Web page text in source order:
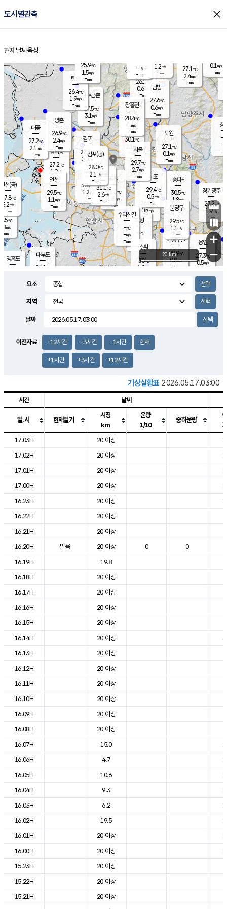
도시별관측 close
홈
현재날씨 육상
의도
℃
m/s
mm
영흥도
양주
26.2℃
0.6
-mm
과천
26.8℃
0.5m/s
- mm
용인
27.3℃
0.5m/s
경기광주
27.2℃
1.9m/s
-mm
1.7m/s
대부도
26.8
경서동
27.2℃
1.0m/s
-mm
파주금촌
27.5℃
3.1 m/s
-mm
27.1℃
2.4m/s
-mm
대곶
27.2℃
2.1 m/s
-mm
창
-
-m/
-
탄현
26.4℃
1.9m/s
-mm
0.1 m/s
-mm
의왕
- ℃
m/s
mm
김포
27.5℃
0.0 m/s
mm
광명
31.2 ℃
1.8 m/s
-mm
부천
30.7℃
1.2m/s
-mm
양촌
26.9℃
2.4m/s
-mm
구로
31.1℃
2.6m/s
-mm
은평
30.1℃
2.1 m/s
- mm
노원
27.1℃
0.1 m/s
-mm
송파*
30.5℃
1.8m/s
-mm
서초
29.4℃
0.5m/s
-mm
남방
27.6℃
0.6m/s
-mm
기흥구갈
28.9℃
0.8m/s
-
수리산길
-℃
-m/s
-mm
분당구
29.5℃
1.1 m/s
-mm
장흥면
28.4℃
-m/s
-mm
-m/s
-mm
인천(공)
27.8℃
5.2m/s
-mm
김포(공)
28.0℃
2.1 m/s
-mm
수원
30℃
1.9m/s
인천
29.5℃
1.1 m/s
-mm
서울
29.7℃
2.7m/s
-mm
25.9℃
1.5m/s
-mm
1.2m/s
-mm
+
−
20 km
요소
지역
날짜
이전자료 -12시간 -3시간 -1시간 현재
+1시간 +3시간 +12시간
기상실황표 2026.05.17.03:00
도시별 기상실황표로 지점, 날씨, 기온, 강수, 바람, 기압등을 안내한 표입
시간 날씨
일.시 현재일기
시정
km
운량
1/10
중하운량
17.03H
20 이상
17.02H
20 이상
17.01H
20 이상
17.00H
20 이상
16.23H
20 이상
16.22H
20 이상
16.21H
20 이상
16.20H
맑음 20 이상 0 0
16.19H
19.8
16.18H
20 이상
16.17H
20 이상
16.16H
20 이상
16.15H
20 이상
16.14H
20 이상
16.13H
20 이상
16.12H
20 이상
16.11H
20 이상
16.10H
20 이상
16.09H
20 이상
16.08H
20 이상
16.07H
15.0
16.06H
4.7
16.05H
10.6
16.04H
9.3
16.03H
6.2
16.02H
19.5
16.01H
20 이상
16.00H
20 이상
15.23H
20 이상
15.22H
20 이상
15.21H
20 이상